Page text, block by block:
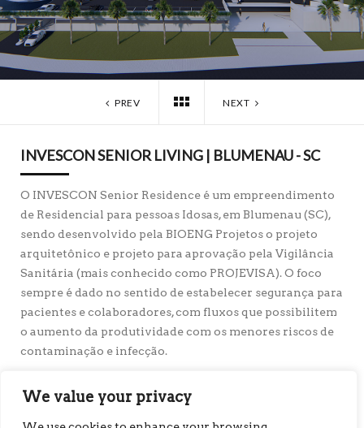
We value your privacy
PREV NEXT
INVESCON SENIOR LIVING | BLUMENAU - SC
O INVESCON Senior Residence é um empreendimento
de Residencial para pessoas Idosas, em Blumenau (SC),
sendo desenvolvido pela BIOENG Projetos o projeto
arquitetônico e projeto para aprovação pela Vigilância
Sanitária (mais conhecido como PROJEVISA). O foco
sempre é dado no sentido de estabelecer segurança para
pacientes e colaboradores, com fluxos que possibilitem
o aumento da produtividade com os menores riscos de
contaminação e infecção.
Município:Blumenau, SC – Brasil
Área Aproximada (m²):
10.000
Conceito / Histórico:Residencial para Pessoas Idosas –